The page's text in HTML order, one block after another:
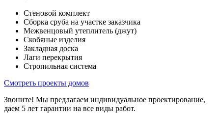
Cтеновой комплект
Сборка сруба на участке заказчика
Межвенцовый утеплитель (джут)
Скобяные изделия
Закладная доска
Лаги перекрытия
Стропильная система
Смотреть проекты домов
Звоните! Мы предлагаем индивидуальное проектирование,
даем 5 лет гарантии на все виды работ.